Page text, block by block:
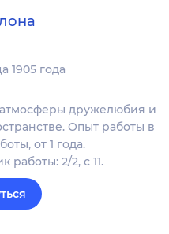
1905 года
дружелюбия и
Опыт работы в
от 1 года.
2/2, с 11.